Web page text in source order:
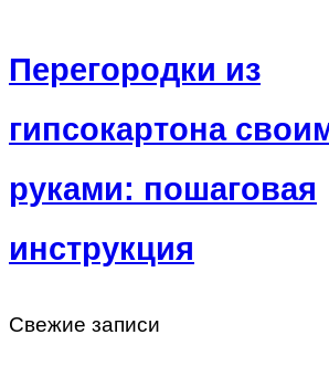
Перегородки из
гипсокартона
руками: пошаговая
инструкция
Свежие записи